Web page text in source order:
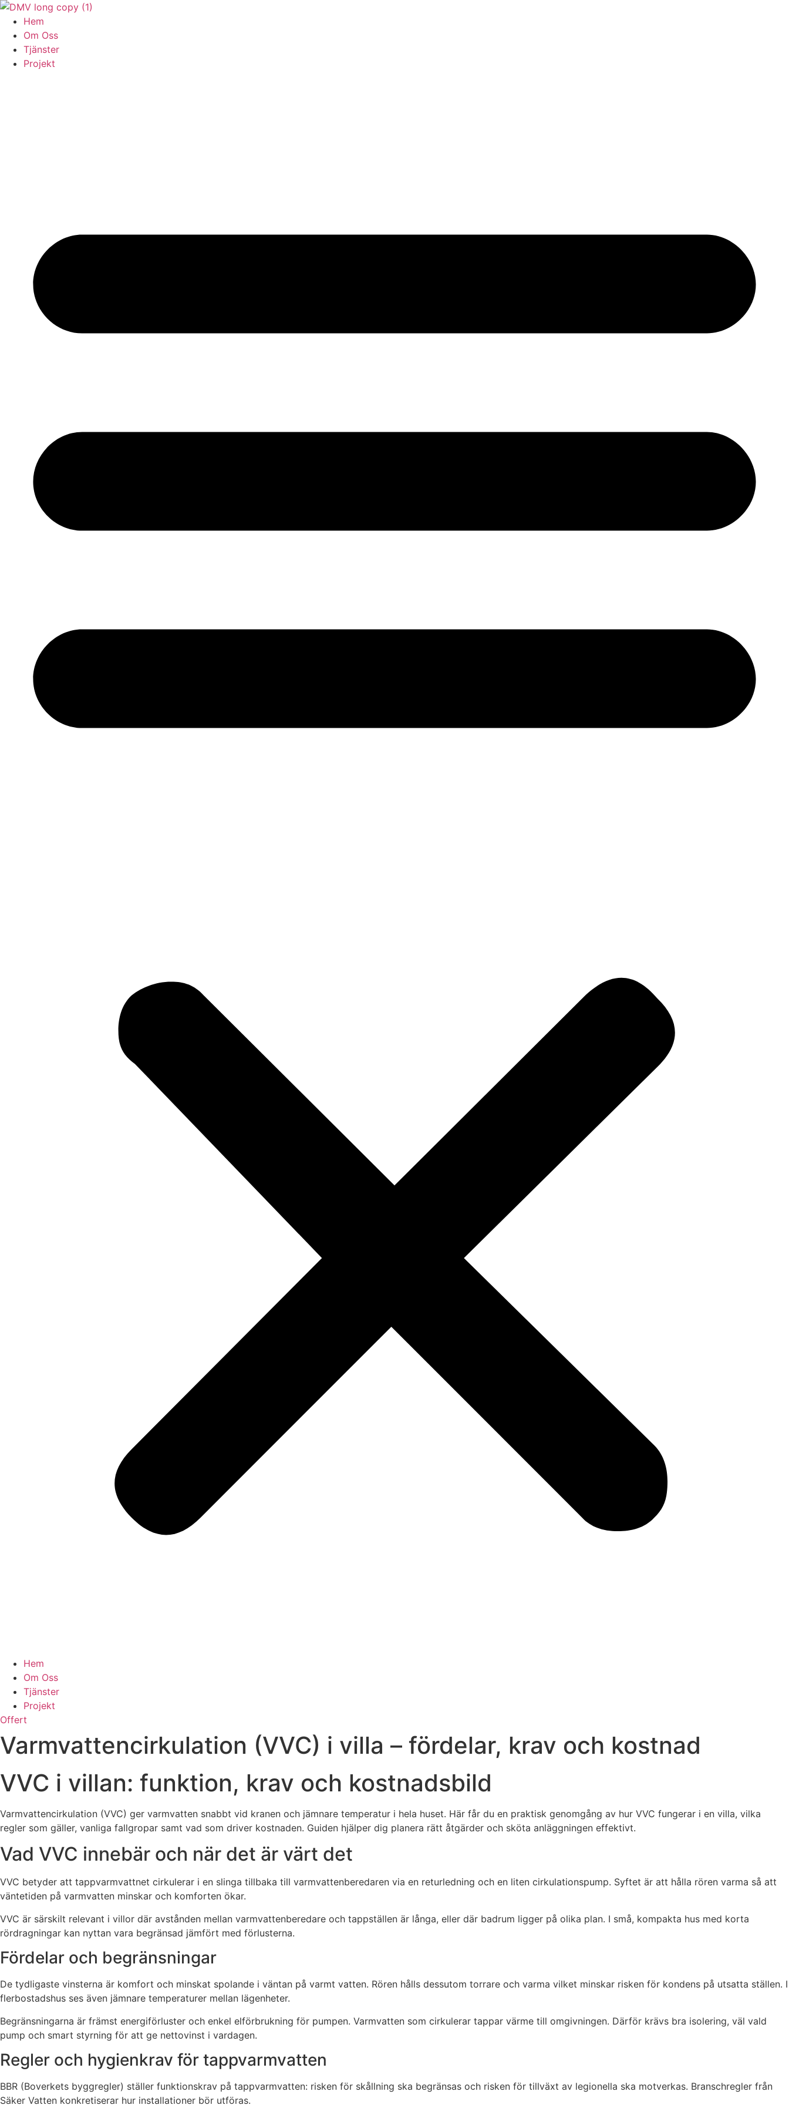
Skip
content
Hem
Om Oss
Tjänster
Projekt
Hem
Om Oss
Tjänster
Projekt
Offert
Varmvattencirkulation (VVC) i villa – fördelar, krav och kostnad
VVC i villan: funktion, krav och kostnadsbild
Varmvattencirkulation (VVC) ger varmvatten snabbt vid kranen och jämnare temperatur i hela huset. Här får du en praktisk genomgång av hur VVC fungerar i en villa, vilka
regler som gäller, vanliga fallgropar samt vad som driver kostnaden. Guiden hjälper dig planera rätt åtgärder och sköta anläggningen effektivt.
Vad VVC innebär och när det är värt det
VVC betyder att tappvarmvattnet cirkulerar i en slinga tillbaka till varmvattenberedaren via en returledning och en liten cirkulationspump. Syftet är att hålla rören varma så att
väntetiden på varmvatten minskar och komforten ökar.
VVC är särskilt relevant i villor där avstånden mellan varmvattenberedare och tappställen är långa, eller där badrum ligger på olika plan. I små, kompakta hus med korta
rördragningar kan nyttan vara begränsad jämfört med förlusterna.
Fördelar och begränsningar
De tydligaste vinsterna är komfort och minskat spolande i väntan på varmt vatten. Rören hålls dessutom torrare och varma vilket minskar risken för kondens på utsatta ställen. I
flerbostadshus ses även jämnare temperaturer mellan lägenheter.
Begränsningarna är främst energiförluster och enkel elförbrukning för pumpen. Varmvatten som cirkulerar tappar värme till omgivningen. Därför krävs bra isolering, väl vald
pump och smart styrning för att ge nettovinst i vardagen.
Regler och hygienkrav för tappvarmvatten
BBR (Boverkets byggregler) ställer funktionskrav på tappvarmvatten: risken för skållning ska begränsas och risken för tillväxt av legionella ska motverkas. Branschregler från
Säker Vatten konkretiserar hur installationer bör utföras.